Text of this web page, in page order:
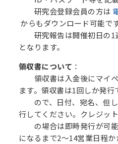
研究会登録会員の方は
からもダウンロード可能で
研究報告は開催初日の1
となります。
領収書について ：
領収書は入金後にマイペ
ます。領収書は1回しか発行
ので、日付、宛名、但し
行してください。クレジッ
の場合は即時発行が可能
になるまで2～14営業日程か